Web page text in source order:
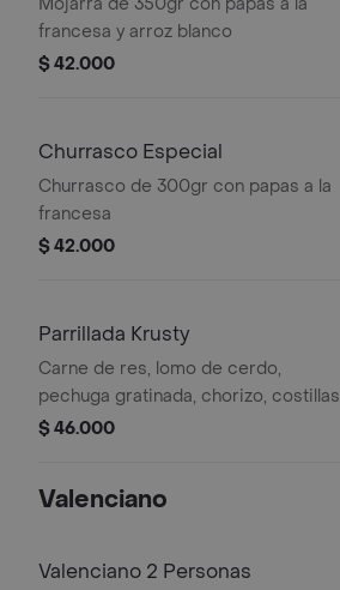
francesa y arroz blanco
$ 42.000
Churrasco Especial
Churrasco de 300gr con papas a la
francesa
$ 42.000
Parrillada Krusty
Carne de res, lomo de cerdo,
pechuga gratinada, chorizo, costillas
bbq y papas a la francesa
$ 46.000
Valenciano
Valenciano 2 Personas